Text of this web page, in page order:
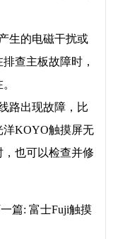
生的电磁干扰或
查主板故障时，
路出现故障，比
洋KOYO触摸屏无
也可以检查并修
篇: 富士Fuji触摸